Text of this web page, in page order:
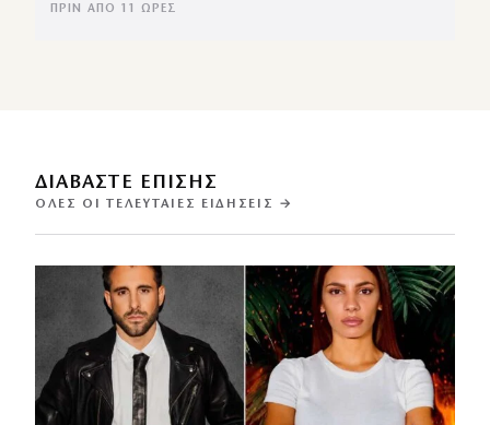
ΠΡΙΝ ΑΠΌ 11 ΏΡΕΣ
ΔΙΑΒΑΣΤΕ ΕΠΙΣΗΣ
ΌΛΕΣ ΟΙ ΤΕΛΕΥΤΑΊΕΣ ΕΙΔΉΣΕΙΣ →